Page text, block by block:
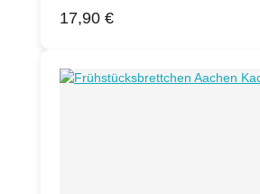
Seiten, Softcover mit
Regulärer Preis:
17,90 €